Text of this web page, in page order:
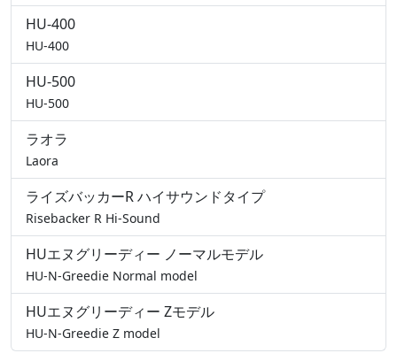
HU-400
HU-400
HU-500
HU-500
ラオラ
Laora
ライズバッカーR ハイサウンドタイプ
Risebacker R Hi-Sound
HUエヌグリーディー ノーマルモデル
HU-N-Greedie Normal model
HUエヌグリーディー Zモデル
HU-N-Greedie Z model